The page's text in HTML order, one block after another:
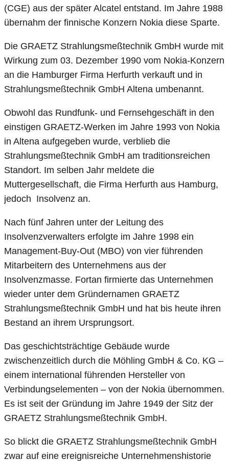
(CGE) aus der später Alcatel entstand. Im Jahre 1988
übernahm der finnische Konzern Nokia diese Sparte.
Die GRAETZ Strahlungsmeßtechnik GmbH wurde mit
Wirkung zum 03. Dezember 1990 vom Nokia-Konzern
an die Hamburger Firma Herfurth verkauft und in
Strahlungsmeßtechnik GmbH Altena umbenannt.
Obwohl das Rundfunk- und Fernsehgeschäft in den
einstigen GRAETZ-Werken im Jahre 1993 von Nokia
in Altena aufgegeben wurde, verblieb die
Strahlungsmeßtechnik GmbH am traditionsreichen
Standort. Im selben Jahr meldete die
Muttergesellschaft, die Firma Herfurth aus Hamburg,
jedoch Insolvenz an.
Nach fünf Jahren unter der Leitung des
Insolvenzverwalters erfolgte im Jahre 1998 ein
Management-Buy-Out (MBO) von vier führenden
Mitarbeitern des Unternehmens aus der
Insolvenzmasse. Fortan firmierte das Unternehmen
wieder unter dem Gründernamen GRAETZ
Strahlungsmeßtechnik GmbH und hat bis heute ihren
Bestand an ihrem Ursprungsort.
Das geschichtsträchtige Gebäude wurde
zwischenzeitlich durch die Möhling GmbH & Co. KG –
einem international führenden Hersteller von
Verbindungselementen – von der Nokia übernommen.
Es ist seit der Gründung im Jahre 1949 der Sitz der
GRAETZ Strahlungsmeßtechnik GmbH.
So blickt die GRAETZ Strahlungsmeßtechnik GmbH
zwar auf eine ereignisreiche Unternehmenshistorie